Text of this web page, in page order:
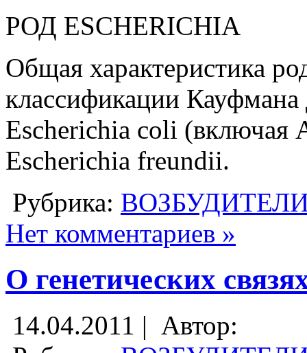
РОД ESCHERICHIA
Общая характеристика
классификации Кауфмана
Escherichia coli (включая
Escherichia freundii.
Рубрика:
Нет комментариев »
О генетических
14.04.2011 | Автор: